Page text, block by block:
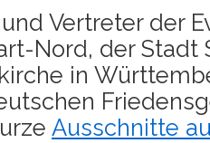
Ver­tre­ter der
Nord, der Stadt
in
Aus­schnit­te